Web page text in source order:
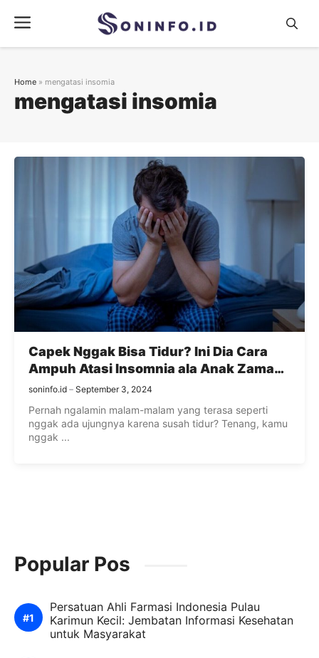
content
Menu
mengatasi insomia
Home » mengatasi insomia
Capek Nggak Bisa Tidur? Ini Dia Cara
Ampuh Atasi Insomnia ala Anak Zaman
Now!
soninfo.id September 3, 2024
Pernah ngalamin malam-malam yang terasa seperti
nggak ada ujungnya karena susah tidur? Tenang, kamu
nggak ...
Popular Pos
Persatuan Ahli Farmasi Indonesia Pulau
Karimun Kecil: Jembatan Informasi Kesehatan
untuk Masyarakat